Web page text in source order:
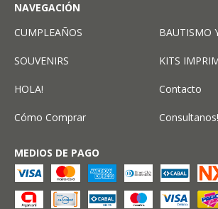
NAVEGACIÓN
CUMPLEAÑOS
BAUTISMO
SOUVENIRS KITS
HOLA! Contacto
Cómo Comprar Consultanos!
MEDIOS DE PAGO